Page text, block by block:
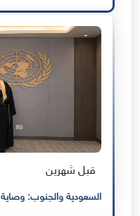
قبل شهرين
السعودية والجنوب: